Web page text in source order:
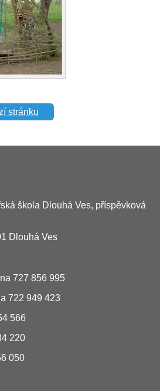
stránku
škola Dlouhá Ves, příspěvková
Dlouhá Ves
727 856 995
949 423
566
220
050